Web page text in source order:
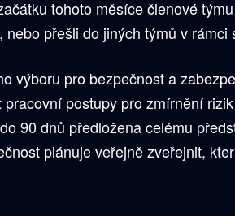
tohoto měsíce členové týmu
, nebo přešli do jiných týmů v rámci
výboru pro bezpečnost a
postupy pro zmírnění
90 dnů předložena celému
plánuje veřejně zveřejnit,